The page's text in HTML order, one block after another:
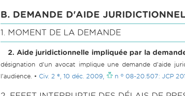
B. DEMANDE D'AIDE
1. MOMENT DE LA DEMANDE
2. Aide juridictionnelle impliquée par la
désignation d'un avocat implique une demande d'aide
l'audience. • Civ. 2 e, 10 déc. 2009, n o 08-20.507: JCP